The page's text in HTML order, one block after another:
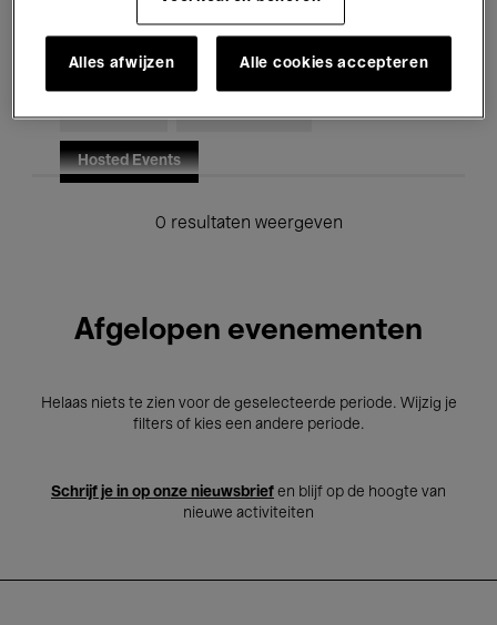
Voor iedereen Kids’ Palace
Hosted Events
0 resultaten weergeven
Afgelopen evenementen
Helaas niets te zien voor de geselecteerde periode. Wijzig je
filters of kies een andere periode.
Schrijf je in op onze nieuwsbrief en blijf op de hoogte van
nieuwe activiteiten
Alles afwijzen Alle cookies accepteren